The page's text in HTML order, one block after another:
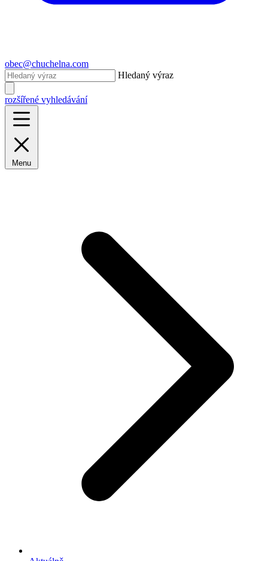
obec@chuchelna.com
Hledaný výraz
rozšířené vyhledávání
Menu